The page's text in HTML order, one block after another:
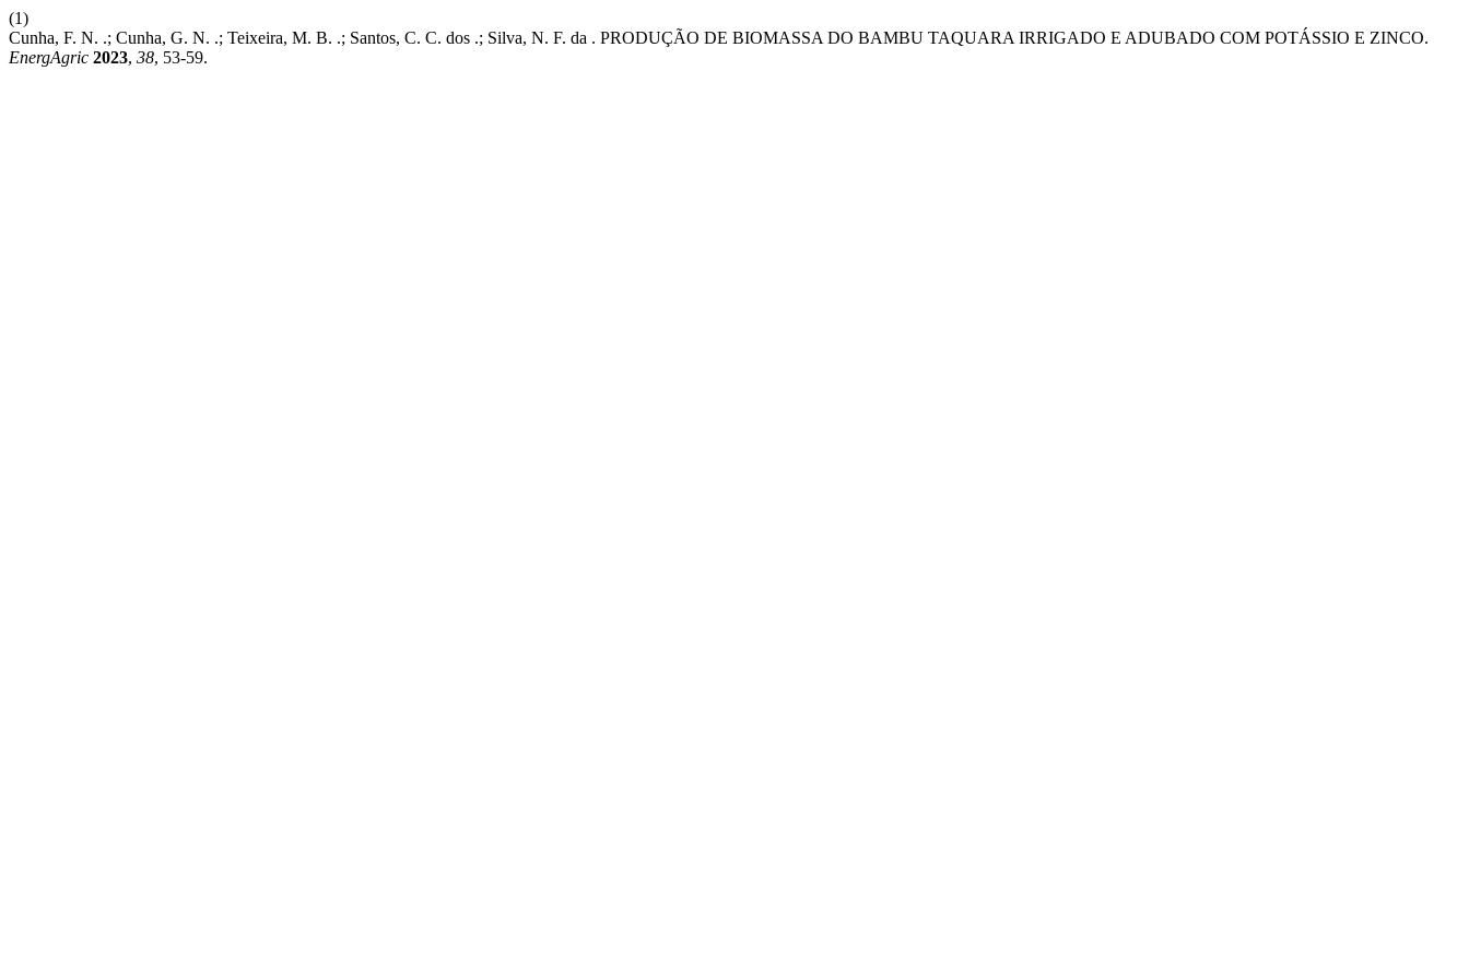
(1)
Cunha, F. N. .; Cunha, G. N. .; Teixeira, M. B. .; Santos, C. C. dos .; Silva, N. F. da . PRODUÇÃO DE BIOMASSA DO BAMBU TAQUARA IRRIGADO E ADUBADO COM POTÁSSIO E ZINCO.
EnergAgric 2023, 38, 53-59.